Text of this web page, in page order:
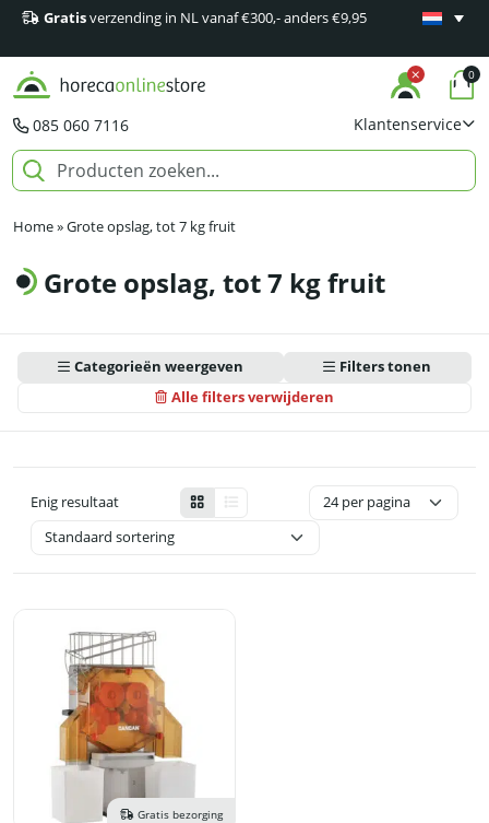
Gratisverzending in NL vanaf €300,- anders €9,95
Minimaal
085 060 7116 Klantenservice
0
Home»Grote opslag, tot 7 kg fruit
Grote opslag, tot 7 kg fruit
Categorieën weergeven
Alle filters verwijderen
Filters tonen
Enig resultaat
Gratis bezorging